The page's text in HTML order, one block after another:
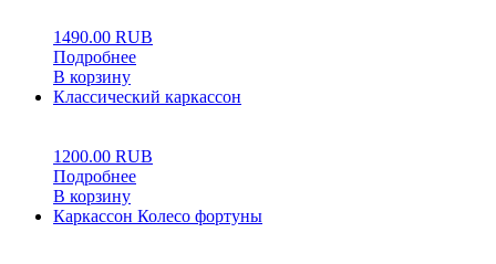
1490.00 RUB
Подробнее
В корзину
Классический каркассон
1200.00 RUB
Подробнее
В корзину
Каркассон Колесо фортуны